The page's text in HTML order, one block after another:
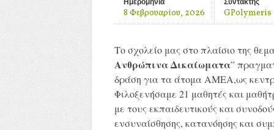
8 Φεβρουαρίου, 2026 GPolymeris
Το σχολείο μας στο πλαίσιο της
Ανθρώπινα Δικαίωματα”
δράση για τα άτομα ΑΜΕΑ,ως
Φιλοξενήσαμε 21 μαθητές και
με τους εκπαιδευτικούς και
ενσυναίσθησης, κατανόησης και